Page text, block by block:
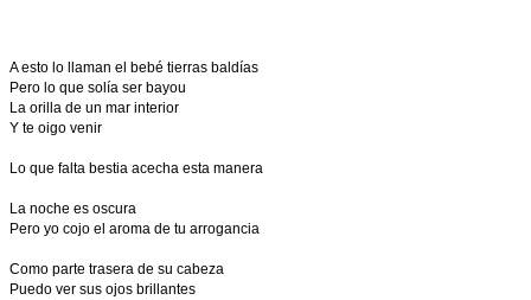
A esto lo llaman el bebé tierras baldías
Pero lo que solía ser bayou
La orilla de un mar interior
Y te oigo venir
Lo que falta bestia acecha esta manera
La noche es oscura
Pero yo cojo el aroma de tu arrogancia
Como parte trasera de su cabeza
Puedo ver sus ojos brillantes